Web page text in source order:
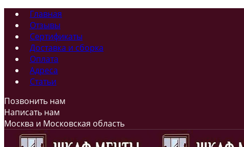
Главная
Отзывы
Сертификаты
Доставка и сборка
Оплата
Адреса
Статьи
Позвонить нам
Написать нам
Москва и Московская область